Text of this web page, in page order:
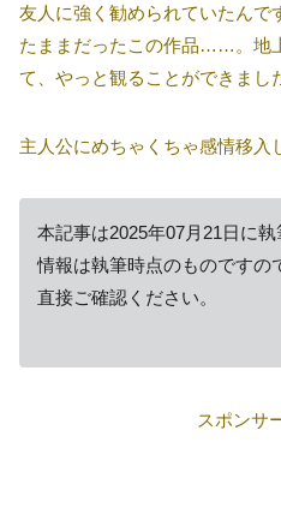
友人に強く勧められていたんで
たままだったこの作品……。地
て、やっと観ることができまし
主人公にめちゃくちゃ感情移入
本記事は2025年07月21日に
情報は執筆時点のものですの
直接ご確認ください。
スポンサ